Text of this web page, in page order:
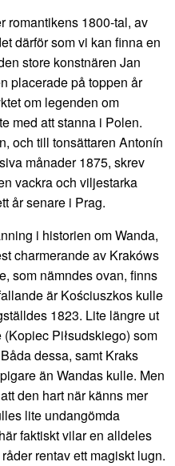
romantikens 1800-tal, av
därför som vi kan finna en
store konstnären Jan
placerade på toppen år
om legenden om
med att stanna i Polen.
och till tonsättaren Antonín
månader 1875, skrev
vackra och viljestarka
år senare i Prag.
i historien om Wanda,
charmerande av Krakóws
som nämndes ovan, finns
är Kościuszkos kulle
1823. Lite längre ut
Piłsudskiego) som
dessa, samt Kraks
än Wandas kulle. Men
den hart när känns mer
lite undangömda
faktiskt vilar en alldeles
rentav ett magiskt lugn.